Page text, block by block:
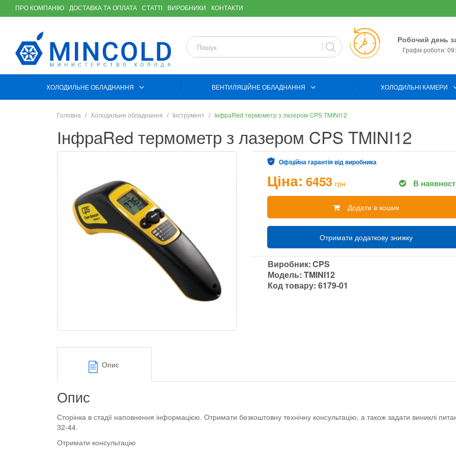
ПРО КОМПАНІЮ ДОСТАВКА ТА ОПЛАТА СТАТТІ ВИРОБНИКИ КОНТАКТИ
Робочий день
Графік роботи:
ХОЛОДИЛЬНЕ ОБЛАДНАННЯ ВЕНТИЛЯЦІЙНЕ ОБЛАДНАННЯ ХОЛОДИЛЬНІ КАМЕРИ
Головна Холодильне обладнання Інструмент ІнфраRed термометр з лазером CPS TMINI12
ІнфраRed термометр з лазером CPS TMINI12
Офіційна гарантія від виробника
Ціна: 6453 грн В
Додати в кошик
Отримати додаткову знижку
Виробник:CPS
Модель:TMINI12
Код товару:6179-01
Опис
Опис
Сторінка в стадії наповнення інформацією. Отримати безкоштовну технічну консультацію, а також задати виниклі
32-44.
Отримати консультацію